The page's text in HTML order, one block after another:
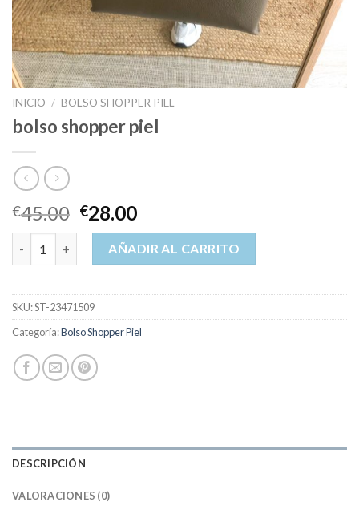
INICIO / BOLSO SHOPPER PIEL
bolso shopper piel
€45.00 €28.00
bolso shopper piel cantidadAÑADIR AL CARRITO
SKU:ST-23471509
Categoría:Bolso Shopper Piel
DESCRIPCIÓN
VALORACIONES (0)